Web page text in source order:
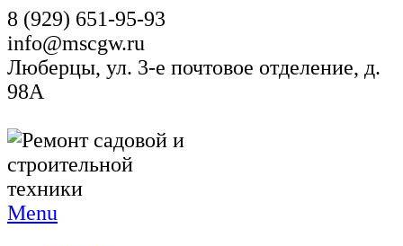
8 (929) 651-95-93
info@mscgw.ru
Люберцы, ул. 3-е почтовое отделение, д.
98А
Menu